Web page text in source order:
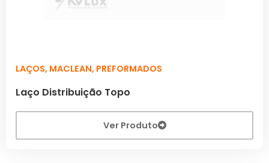
LAÇOS, MACLEAN, PREFORMADOS
Laço Distribuição Topo
Ver Produto